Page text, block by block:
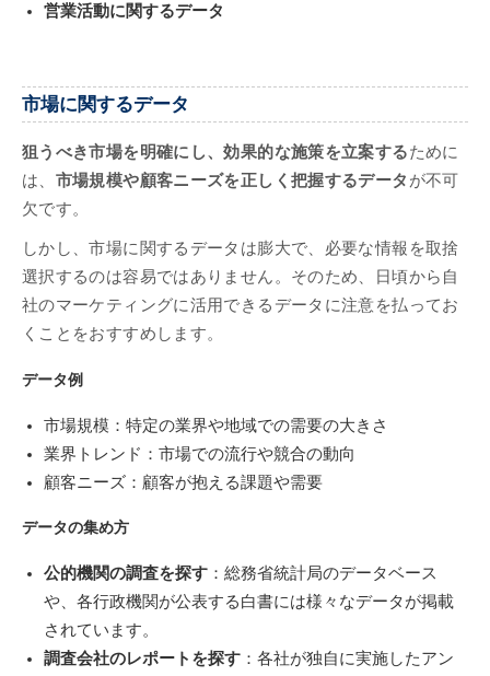
営業活動に関するデータ
市場に関するデータ
狙うべき市場を明確にし、効果的な施策を立案するために
は、 市場規模や顧客ニーズを正しく把握するデータ が不可
欠です。
しかし、市場に関するデータは膨大で、必要な情報を取捨
選択するのは容易ではありません。そのため、日頃から自
社のマーケティングに活用できるデータに注意を払ってお
くことをおすすめします。
データ例
市場規模：特定の業界や地域での需要の大きさ
業界トレンド：市場での流行や競合の動向
顧客ニーズ：顧客が抱える課題や需要
データの集め方
公的機関の調査を探す ：総務省統計局のデータベース
や、各行政機関が公表する白書には様々なデータが掲載
されています。
調査会社のレポートを探す ：各社が独自に実施したアン